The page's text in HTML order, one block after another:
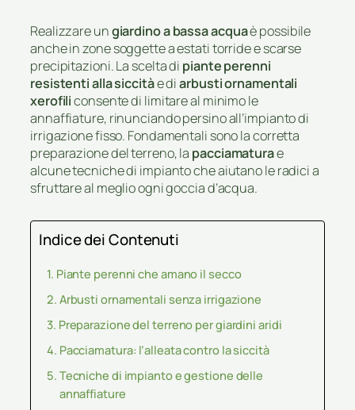
Realizzare ungiardino a bassa acquaè possibile
anche in zone soggette a estati torride e scarse
precipitazioni. La scelta di piante perenni
resistenti alla siccitàe diarbusti ornamentali
xerofiliconsente di limitare al minimo le
annaffiature, rinunciando persino all’impianto di
irrigazione fisso. Fondamentali sono la corretta
preparazione del terreno, la pacciamaturae
alcune tecniche di impianto che aiutano le radici a
sfruttare al meglio ogni goccia d’acqua.
Indice dei Contenuti
Piante perenni che amano il secco
Arbusti ornamentali senza irrigazione
Preparazione del terreno per giardini aridi
Pacciamatura: l’alleata contro la siccità
Tecniche di impianto e gestione delle
annaffiature